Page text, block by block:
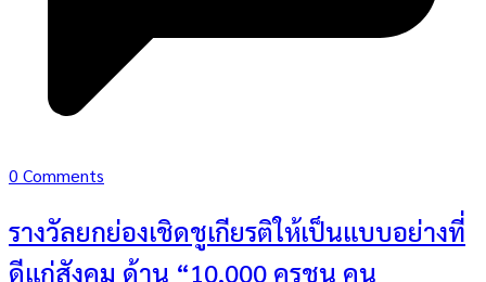
0 Comments
รางวัลยกย่องเชิดชูเกียรติให้เป็นแบบอย่างที่
ดีแก่สังคม ด้าน “10,000 คุรุชน คน